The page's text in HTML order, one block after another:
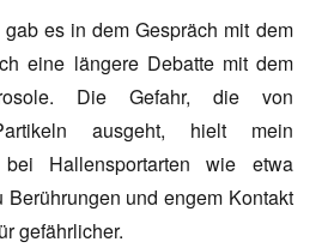
es in dem Gespräch mit dem
eine längere Debatte mit dem
Die Gefahr, die von
ausgeht, hielt mein
bei Hallensportarten wie etwa
und engem Kontakt
gefährlicher.